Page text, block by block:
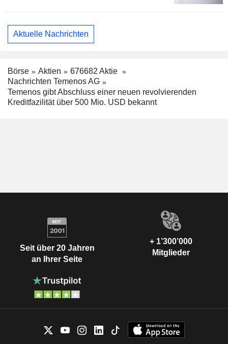
Aktuelle Nachrichten
Börse Aktien
676682 Aktie
Nachrichten Temenos AG
Temenos gibt Abschluss einer neuen revolvierenden
Kreditfazilität über 500 Mio. USD bekannt
Seit über 20 Jahren
an Ihrer Seite
+ 1’300’000
Mitglieder